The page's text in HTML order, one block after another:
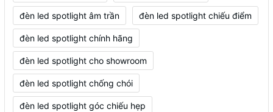
đèn led spotlight âm trần đèn led spotlight chiếu điểm
đèn led spotlight chính hãng
đèn led spotlight cho showroom
đèn led spotlight chống chói
đèn led spotlight góc chiếu hẹp